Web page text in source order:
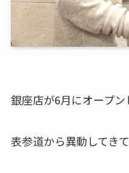
銀座店が6月にオープン
表参道から異動してき